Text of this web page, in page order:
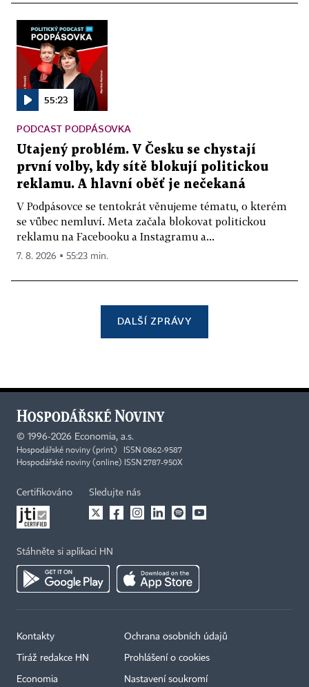
55:23
PODCAST PODPÁSOVKA
Utajený problém. V Česku se chystají
první volby, kdy sítě blokují politickou
reklamu. A hlavní oběť je nečekaná
V Podpásovce se tentokrát věnujeme tématu, o kterém
se vůbec nemluví. Meta začala blokovat politickou
reklamu na Facebooku a Instagramu a...
7. 8. 2026 ▪ 55:23 min.
DALŠÍ ZPRÁVY
© 1996-2026 Economia, a.s.
Hospodářské noviny (print) ISSN 0862-9587
Hospodářské noviny (online) ISSN 2787-950X
Certifikováno Sledujte nás
Stáhněte si aplikaci HN
Kontakty
Tiráž redakce HN
Economia
Ochrana osobních údajů
Prohlášení o cookies
Nastavení soukromí